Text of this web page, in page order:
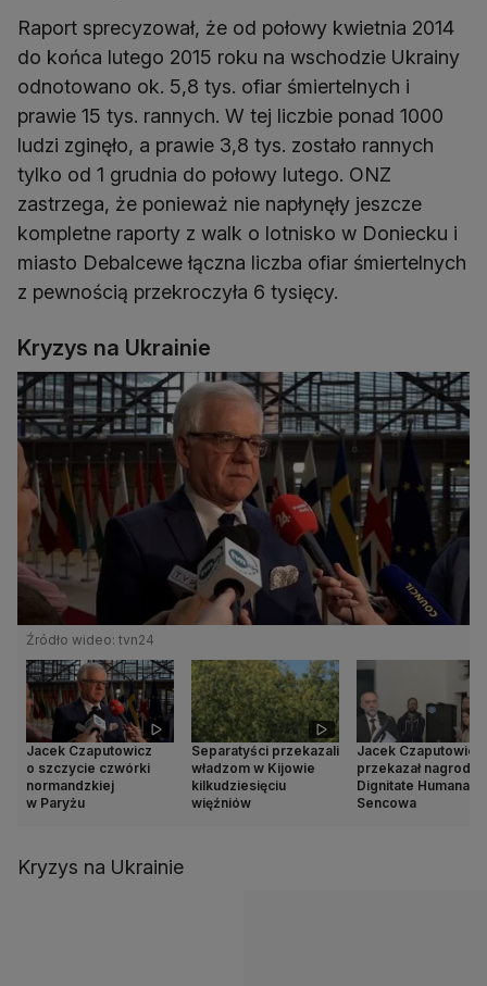
Raport sprecyzował, że od połowy kwietnia 2014
do końca lutego 2015 roku na wschodzie Ukrainy
odnotowano ok. 5,8 tys. ofiar śmiertelnych i
prawie 15 tys. rannych. W tej liczbie ponad 1000
ludzi zginęło, a prawie 3,8 tys. zostało rannych
tylko od 1 grudnia do połowy lutego. ONZ
zastrzega, że ponieważ nie napłynęły jeszcze
kompletne raporty z walk o lotnisko w Doniecku i
miasto Debalcewe łączna liczba ofiar śmiertelnych
z pewnością przekroczyła 6 tysięcy.
Kryzys na Ukrainie
Źródło wideo: tvn24
Jacek Czaputowicz
o szczycie czwórki
normandzkiej
w Paryżu
Separatyści przekazali
władzom w Kijowie
kilkudziesięciu
więźniów
Jacek Czaputowicz
przekazał nagrodę
Dignitate Humana
Sencowa
Kryzys na Ukrainie